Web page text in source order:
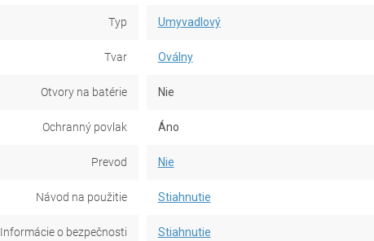
Typ Umyvadlový
Tvar Oválny
Otvory na batérie Nie
Ochranný povlak Áno
Prevod Nie
Návod na použitie Stiahnutie
Informácie o bezpečnosti Stiahnutie